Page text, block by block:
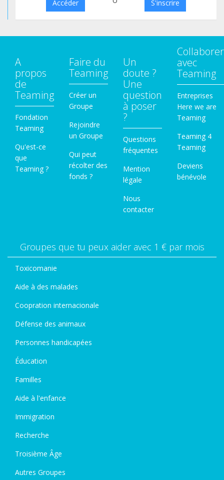
Accéder S'inscrire
A
propos
de
Teaming
Fondation
Teaming
Qu'est-ce
que
Teaming ?
Faire du
Teaming
Créer un
Groupe
Rejoindre
un Groupe
Qui peut
récolter des
fonds ?
Un
doute ?
Une
question
à poser
?
Questions
fréquentes
Mention
légale
Nous
contacter
Collaborer
avec
Teaming
Entreprises
Here we are
Teaming
Teaming 4
Teaming
Deviens
bénévole
Groupes que tu peux aider avec 1 € par mois
Toxicomanie
Aide à des malades
Coopration internacionale
Défense des animaux
Personnes handicapées
Éducation
Familles
Aide à l'enfance
Immigration
Recherche
Troisième Âge
Autres Groupes